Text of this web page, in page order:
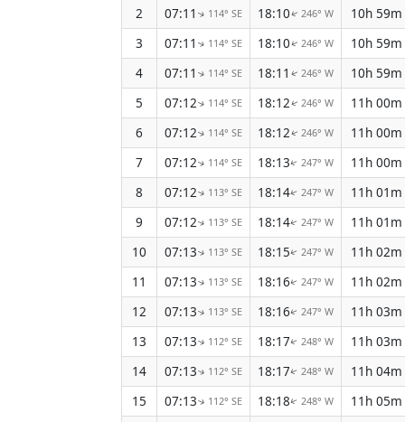
2
07:11 ↑ 114° SE 18:10↑246° W
10h 59m
3
07:11 ↑ 114° SE 18:10↑246° W
10h 59m
4
07:11 ↑ 114° SE 18:11 ↑246° W
10h 59m
5
07:12↑ 114° SE 18:12↑246° W
11h 00m
6
07:12↑ 114° SE 18:12↑246° W
11h 00m
7
07:12↑ 114° SE 18:13↑247° W
11h 00m
8
07:12↑ 113° SE 18:14↑247° W
11h 01m
9
07:12↑ 113° SE 18:14↑247° W
11h 01m
10
07:13↑ 113° SE 18:15↑247° W
11h 02m
11
07:13↑ 113° SE 18:16↑247° W
11h 02m
12
07:13↑ 113° SE 18:16↑247° W
11h 03m
13
07:13↑ 112° SE 18:17↑ 248° W
11h 03m
14
07:13↑ 112° SE 18:17↑ 248° W
11h 04m
15
07:13↑ 112° SE 18:18↑ 248° W
11h 05m